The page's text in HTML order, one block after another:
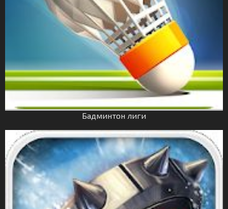
Бадминтон лиги